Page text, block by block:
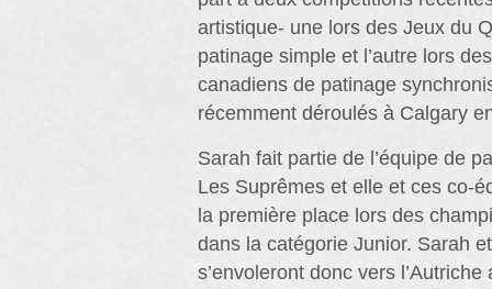
artistique- une lors des Jeux du
patinage simple et l’autre lors
canadiens de patinage
récemment déroulés à Calgary
Sarah fait partie de l’équipe de
Les Suprêmes et elle et ces co-
la première place lors des
dans la catégorie Junior. Sarah
s’envoleront donc vers